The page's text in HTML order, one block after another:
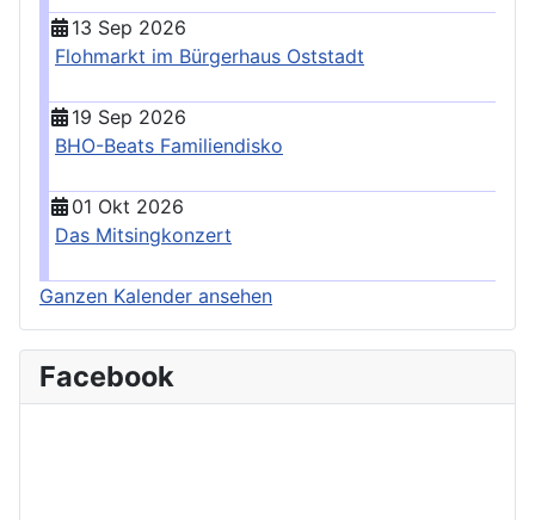
13 Sep 2026
Flohmarkt im Bürgerhaus Oststadt
19 Sep 2026
BHO-Beats Familiendisko
01 Okt 2026
Das Mitsingkonzert
Ganzen Kalender ansehen
Facebook